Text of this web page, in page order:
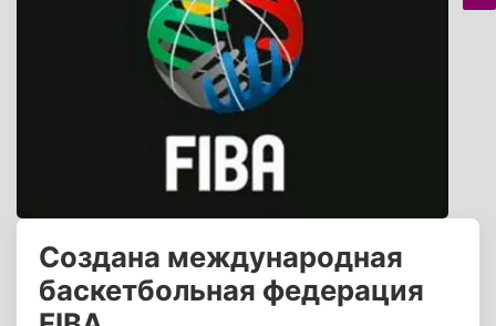
Создана международная
баскетбольная федерация